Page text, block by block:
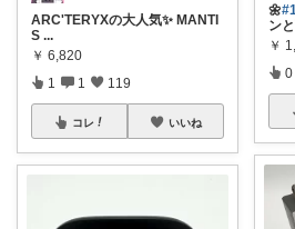
ARC'TERYXの大人気✨ MANTI
S ...
￥ 6,820
1 1 119
コレ いいね
🌼
ン
￥
0